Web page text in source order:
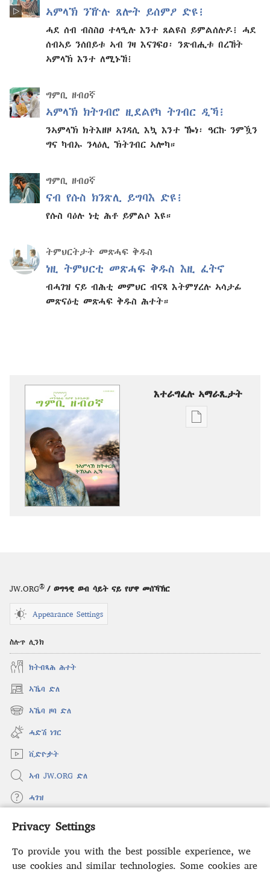
Privacy Settings
To provide you with the best possible experience, we
use cookies and similar technologies. Some cookies are
ኣምላኽ ንዅሉ ጸሎት ይሰምዖ ድዩ፧
ሓደ ሰብ ብስስዐ ተላዒሉ እንተ ጸልዩስ ይምልሰሉዶ፧ ሓደ
ሰብኣይ ንሰበይቱ ኣብ ገዛ እናገፍዐ፡ ንጽብሒቱ በረኸት
ኣምላኽ እንተ ለሚኑኸ፧
ግምቢ ዘብዐኛ
ኣምላኽ ክትገብሮ ዚደልየካ ትገብር ዲኻ፧
ንኣምላኽ ክትእዘዞ ኣገዳሲ እኳ እንተ ዀነ፡ ዓርኩ ንምዃን
ግና ካብኡ ንላዕሊ ኽትገብር ኣሎካ።
ግምቢ ዘብዐኛ
ናብ የሱስ ክንጽሊ ይግባእ ድዩ፧
የሱስ ባዕሉ ነቲ ሕቶ ይምልሶ እዩ።
ትምህርትታት መጽሓፍ ቅዱስ
ነዚ ትምህርቲ መጽሓፍ ቅዱስ እዚ ፈትኖ
ብሓገዝ ናይ ብሕቲ መምህር ብናጻ እትምሃረሉ ኣሳታፊ
መጽናዕቲ መጽሓፍ ቅዱስ ሕተት።
እተራግፈሉ ኣማራጺታት
ዲጂታዊ
JW.ORG® / ወግዓዊ ወብ ሳይት ናይ የሆዋ መሰኻኽር
Appearance Settings
ስሉጥ ሊንክ
ክትብጻሕ ሕተት
ኣኼባ ድለ
(opens
new
window)
ኣኼባ ዞባ ድለ
(opens
new
window)
ሓድሽ ነገር
ቪድዮታት
ኣብ JW.ORG ድለ
ሓገዝ
ወፈያ
(opens
window)
ቤተ መጻሕፍቲ ኢንተርነት ግምቢ ዘብዐኛ
(opens